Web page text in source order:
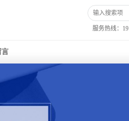
服务热线：
言